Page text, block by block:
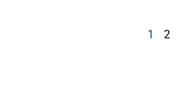
1 2